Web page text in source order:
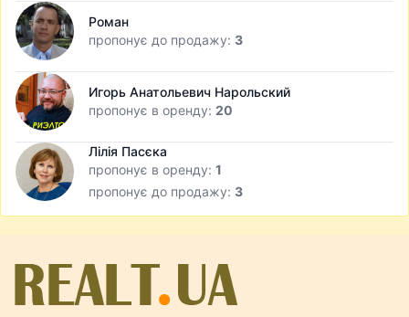
Роман
пропонує до продажу: 3
Игорь Анатольевич Нарольский
пропонує в оренду: 20
Лілія Пасєка
пропонує в оренду: 1
пропонує до продажу: 3